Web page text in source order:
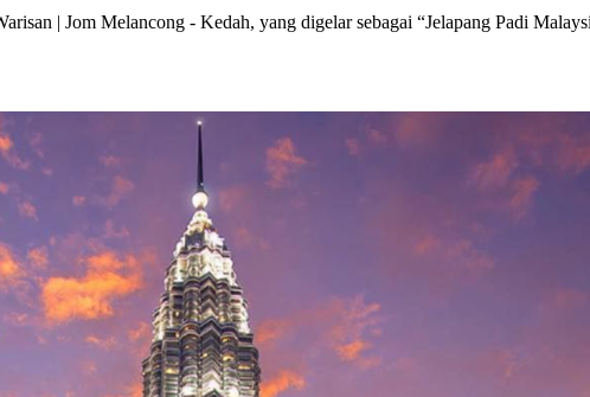
| Jom Melancong - Kedah, yang digelar sebagai “Jelapang Padi